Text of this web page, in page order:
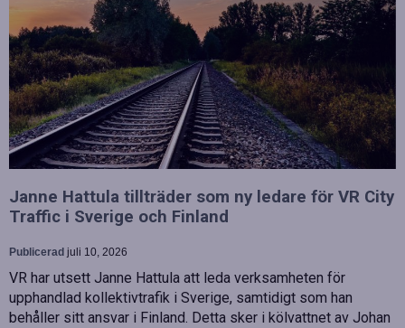
Janne Hattula tillträder som ny ledare för VR City
Traffic i Sverige och Finland
Publicerad juli 10, 2026
VR har utsett Janne Hattula att leda verksamheten för
upphandlad kollektivtrafik i Sverige, samtidigt som han
behåller sitt ansvar i Finland. Detta sker i kölvattnet av Johan